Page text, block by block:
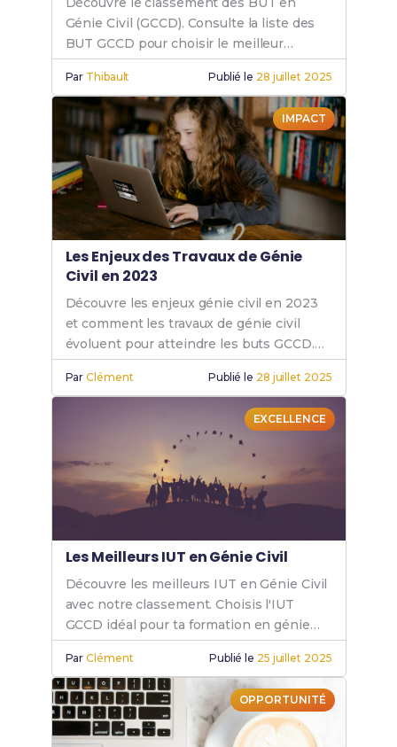
Génie Civil (GCCD). Consulte la liste des
BUT GCCD pour choisir le meilleur
parcours en génie civil pour toi.
Par Thibault Publié le 28 juillet 2025
IMPACT
Les Enjeux des Travaux de Génie
Civil en 2023
Découvre les enjeux génie civil en 2023
et comment les travaux de génie civil
évoluent pour atteindre les buts GCCD.
Plonge dans le futur du génie civil.
ParClément Publié le 28 juillet 2025
EXCELLENCE
Les Meilleurs IUT en Génie Civil
Découvre les meilleurs IUT en Génie Civil
avec notre classement. Choisis l'IUT
GCCD idéal pour ta formation en génie
civil et booste ta carrière.
ParClément Publié le 25 juillet 2025
OPPORTUNITÉ